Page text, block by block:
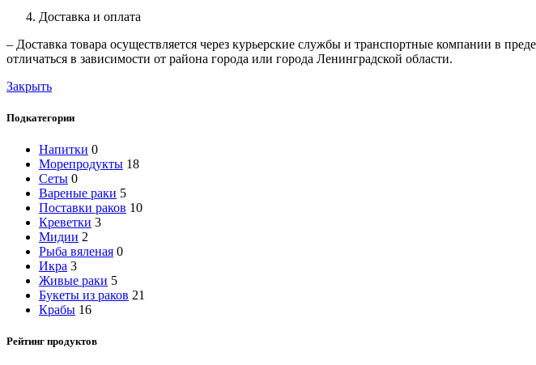
Доставка и оплата
– Доставка товара осуществляется через курьерские службы и транспортные компании в
отличаться в зависимости от района города или города Ленинградской области.
Закрыть
Подкатегории
Напитки 0
Морепродукты 18
Сеты 0
Вареные раки 5
Поставки раков 10
Креветки 3
Мидии 2
Рыба вяленая 0
Икра 3
Живые раки 5
Букеты из раков 21
Крабы 16
Рейтинг продуктов